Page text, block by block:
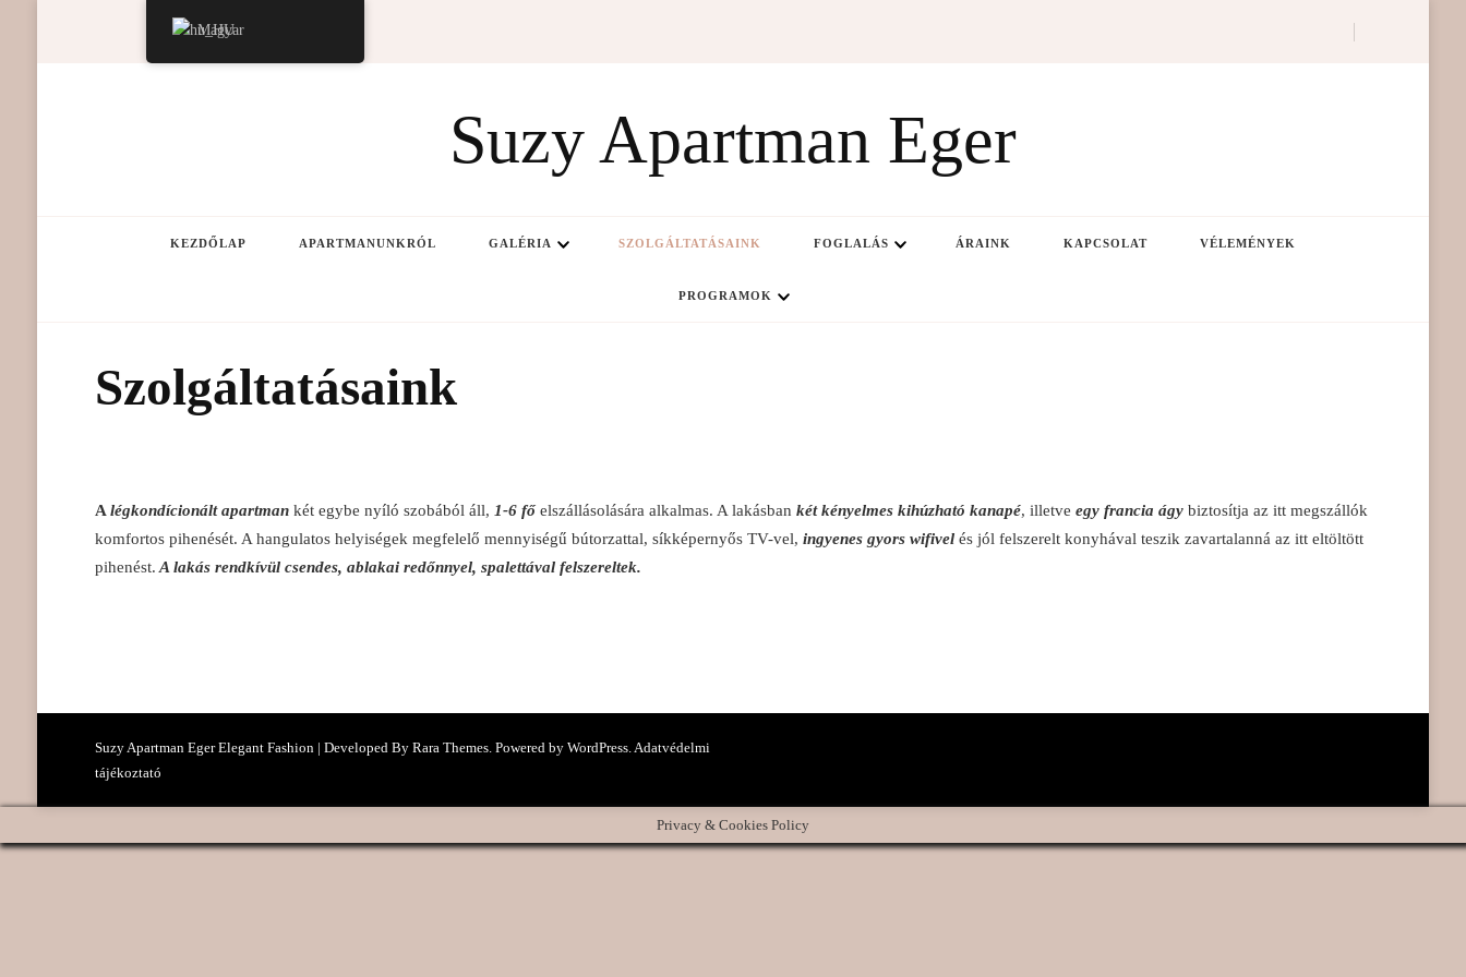
Suzy Apartman Eger
KEZDŐLAP APARTMANUNKRÓL GALÉRIA SZOLGÁLTATÁSAINK FOGLALÁS ÁRAINK KAPCSOLAT VÉLEMÉNYEK
PROGRAMOK
Szolgáltatásaink
A légkondícionált apartmankét egybe nyíló szobából áll, 1-6 főelszállásolására alkalmas. A lakásban két kényelmes kihúzható kanapé, illetve egy francia ágybiztosítja az itt megszállók
komfortos pihenését. A hangulatos helyiségek megfelelő mennyiségű bútorzattal, síkképernyős TV-vel, ingyenes gyors wifivelés jól felszerelt konyhával teszik zavartalanná az itt eltöltött
pihenést. A lakás rendkívül csendes, ablakai redőnnyel, spalettával felszereltek.
Suzy Apartman Eger Elegant Fashion | Developed By Rara Themes. Powered by WordPress.Adatvédelmi
tájékoztató
Privacy & Cookies Policy
Magyar